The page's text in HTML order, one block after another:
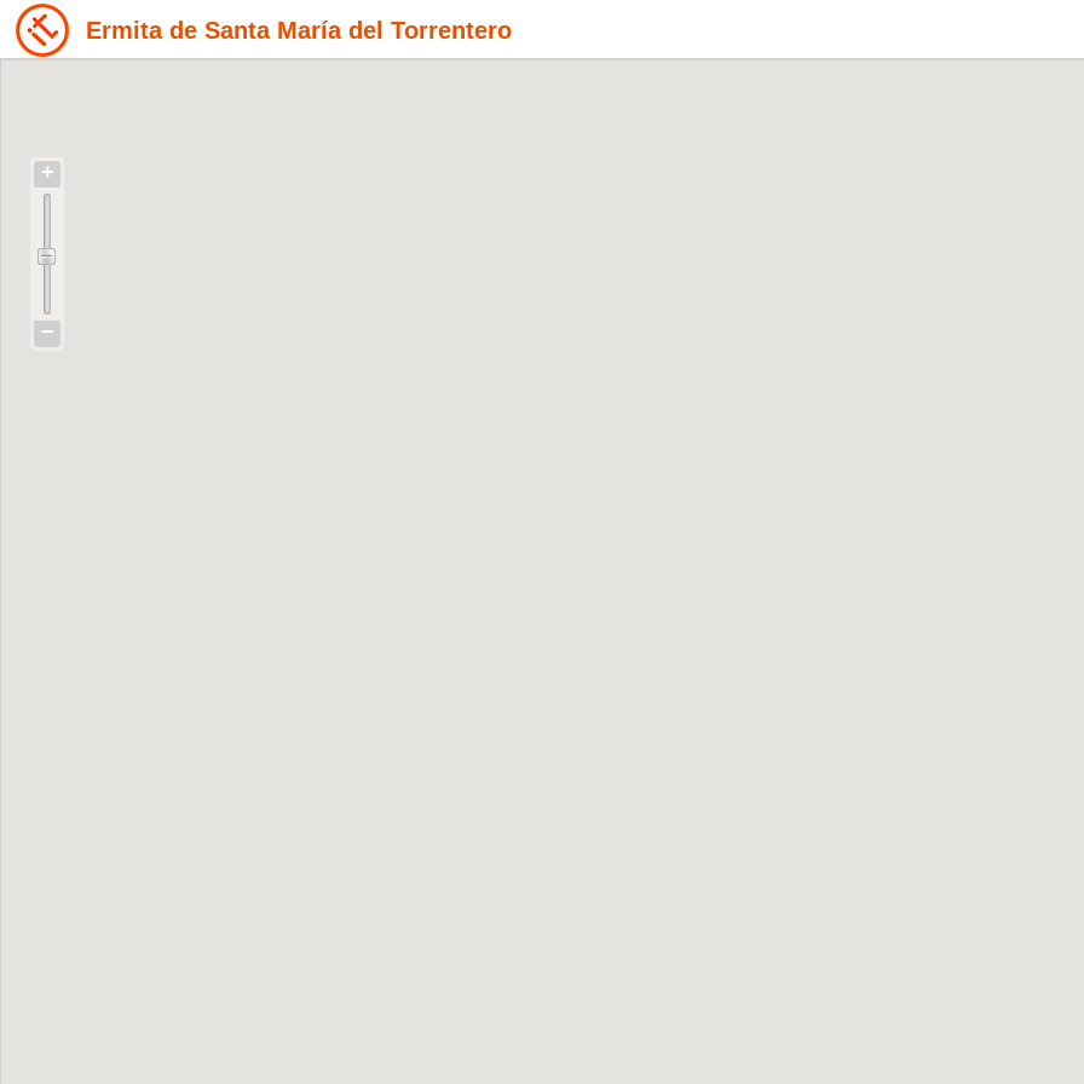
Ermita de Santa María del Torrentero
+
−